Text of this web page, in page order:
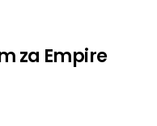
za Empire